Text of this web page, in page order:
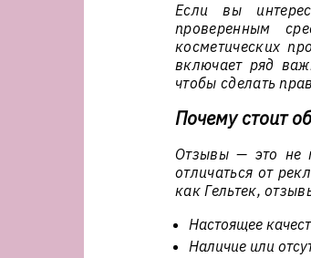
Если вы
проверенным
косметических
включает ряд
чтобы сделать
Почему стоит
Отзывы — это не
отличаться от
как Гельтек,
Настоящее
Наличие или